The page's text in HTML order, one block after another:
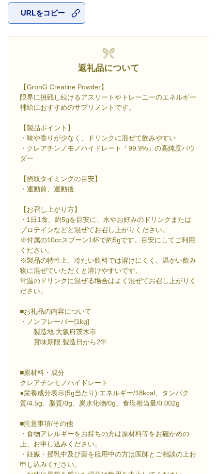
URLをコピー
返礼品について
【GronG Creatine Powder】
限界に挑戦し続けるアスリートやトレーニーのエネルギー
補給におすすめのサプリメントです。
【製品ポイント】
・味や香りが少なく、ドリンクに混ぜて飲みやすい
・クレアチンノモノハイドレート「99.9%」の高純度パウ
ダー
【摂取タイミングの目安】
・運動前、運動後
【お召し上がり方】
・1日1食、約5gを目安に、水やお好みのドリンクまたは
プロテインなどと混ぜてお召し上がりください。
※付属の10ccスプーン1杯で約5gです。目安にしてご利用
ください。
※製品の特性上、冷たい飲料では溶けにくく、温かい飲み
物に混ぜていただくと溶けやすいです。
常温のドリンクに混ぜる場合はよく混ぜてお召し上がりく
ださい。
■お礼品の内容について
・ノンフレーバー[1kg]
製造地:大阪府茨木市
賞味期限:製造日から2年
■原材料・成分
クレアチンモノハイドレート
●栄養成分表示(5g当たり):エネルギー/18kcal、タンパク
質/4.5g、脂質/0g、炭水化物/0g、食塩相当量/0.002g
■注意事項/その他
・食物アレルギーをお持ちの方は原材料等をお確かめの
上、お申し込みください。
・妊娠・授乳中及び薬を服用中の方は医師とご相談の上お
申し込みください。